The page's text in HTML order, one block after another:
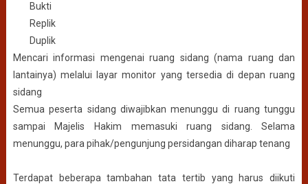
Bukti
Replik
Duplik
Mencari informasi mengenai ruang sidang (nama ruang dan
lantainya) melalui layar monitor yang tersedia di depan ruang
sidang
Semua peserta sidang diwajibkan menunggu di ruang tunggu
sampai Majelis Hakim memasuki ruang sidang. Selama
menunggu, para pihak/pengunjung persidangan diharap tenang
Terdapat beberapa tambahan tata tertib yang harus diikuti